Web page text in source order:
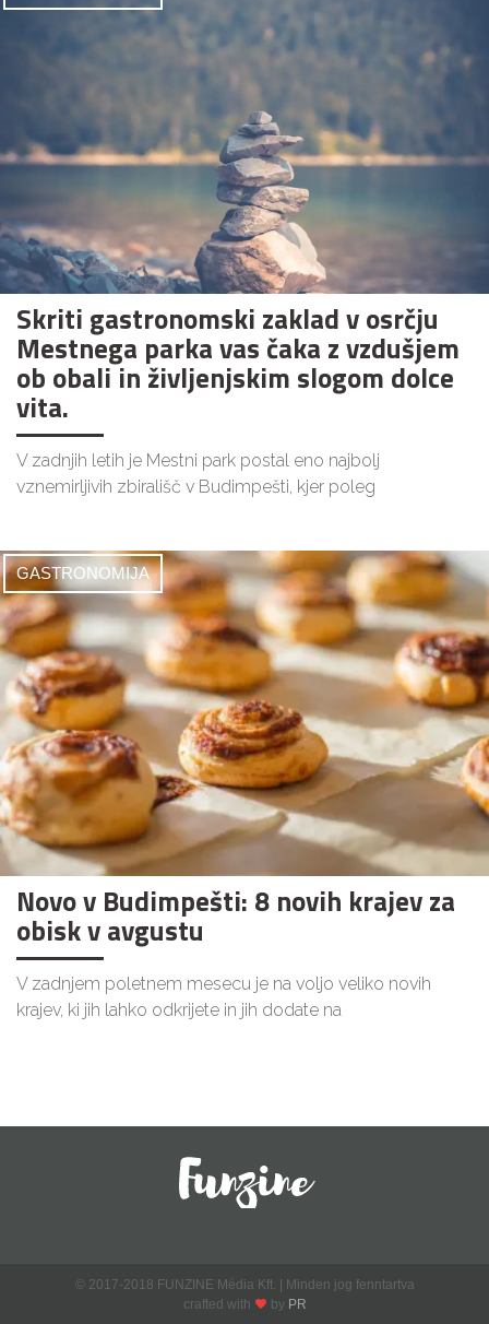
Skriti gastronomski zaklad v osrčju
Mestnega parka vas čaka z vzdušjem
ob obali in življenjskim slogom dolce
vita.
V zadnjih letih je Mestni park postal eno najbolj
vznemirljivih zbirališč v Budimpešti, kjer poleg
GASTRONOMIJA
Novo v Budimpešti: 8 novih krajev za
obisk v avgustu
V zadnjem poletnem mesecu je na voljo veliko novih
krajev, ki jih lahko odkrijete in jih dodate na
© 2017-2018 FUNZINE Média Kft. | Minden jog fenntartva
crafted with
by PR